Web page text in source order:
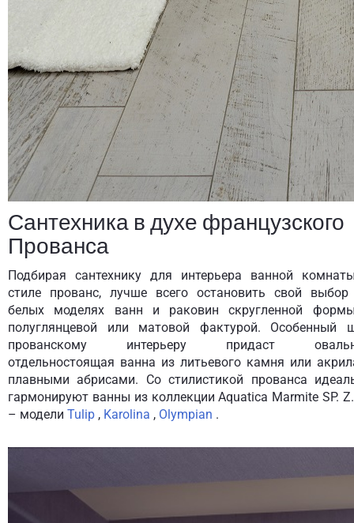
Сантехника в духе французского
Прованса
Подбирая сантехнику для интерьера ванной
стиле прованс, лучше всего остановить свой
белых моделях ванн и раковин скругленной
полуглянцевой или матовой фактурой. Особенный
прованскому интерьеру придаст
отдельностоящая ванна из литьевого камня или
плавными абрисами. Со стилистикой прованса
гармонируют ванны из коллекции Aquatica Marmite SP.
– модели Tulip , Karolina , Olympian .